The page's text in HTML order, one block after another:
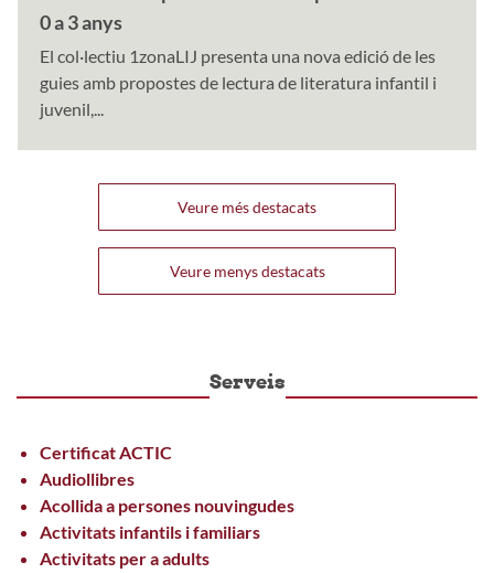
0 a 3 anys
El col·lectiu 1zonaLIJ presenta una nova edició de les
guies amb propostes de lectura de literatura infantil i
juvenil,...
Veure més destacats
Veure menys destacats
Serveis
Certificat ACTIC
Audiollibres
Acollida a persones nouvingudes
Activitats infantils i familiars
Activitats per a adults